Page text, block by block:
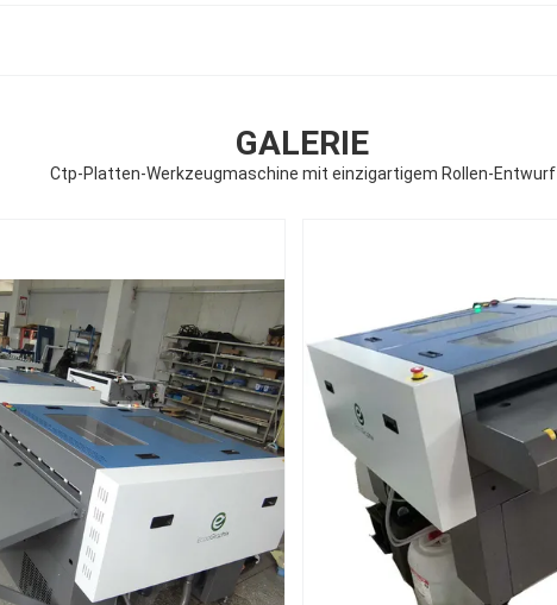
GALERIE
Ctp-Platten-Werkzeugmaschine mit einzigartigem Rollen-Entwurf